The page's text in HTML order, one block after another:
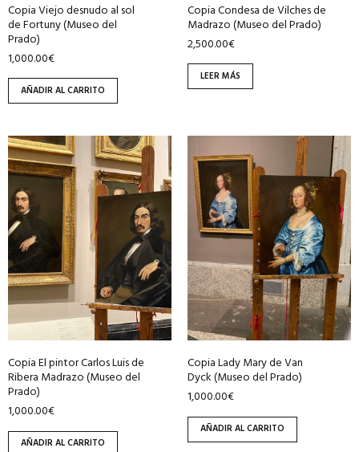
Copia Viejo desnudo al sol
de Fortuny (Museo del
Prado)
1,000.00€
AÑADIR AL CARRITO
Copia Condesa de Vilches de
Madrazo (Museo del Prado)
2,500.00€
LEER MÁS
Copia El pintor Carlos Luis de
Ribera Madrazo (Museo del
Prado)
1,000.00€
AÑADIR AL CARRITO
Copia Lady Mary de Van
Dyck (Museo del Prado)
1,000.00€
AÑADIR AL CARRITO